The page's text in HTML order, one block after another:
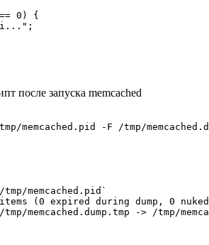
0) {
после запуска memcached
memcached.pid -F /tmp/
memcached.pid`
items (0 expired during dump, 0